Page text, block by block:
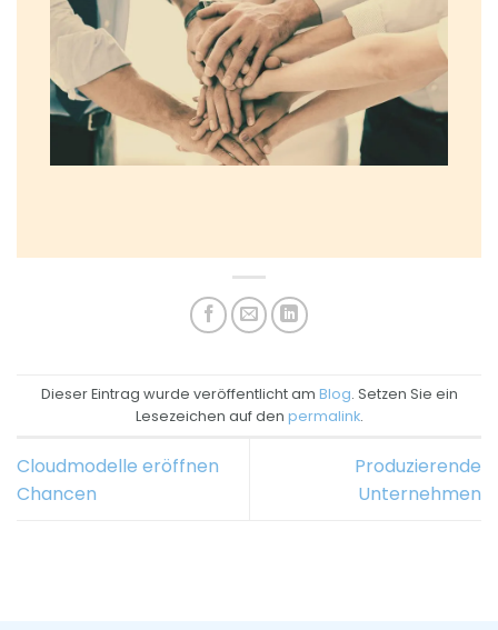
Dieser Eintrag wurde veröffentlicht am Blog. Setzen Sie ein
Lesezeichen auf den permalink.
Cloudmodelle eröffnen
Chancen
Produzierende
Unternehmen